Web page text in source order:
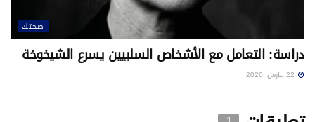
صحتك
دراسة: التعامل مع الأشخاص السلبيين يسرع الشيخوخة